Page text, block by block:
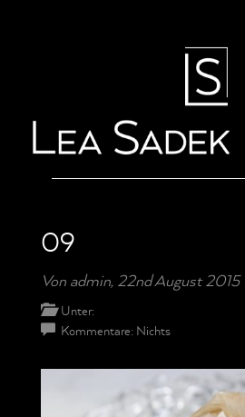
09
Von admin, 22nd August 2015
Unter:
Kommentare: Nichts